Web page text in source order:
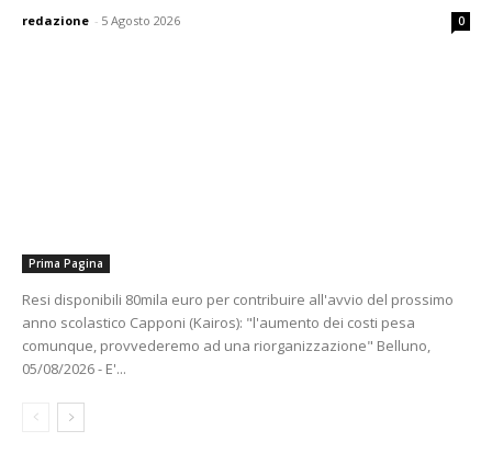
redazione - 5 Agosto 2026 0
Prima Pagina
Resi disponibili 80mila euro per contribuire all'avvio del prossimo
anno scolastico Capponi (Kairos): "l'aumento dei costi pesa
comunque, provvederemo ad una riorganizzazione" Belluno,
05/08/2026 - E'...